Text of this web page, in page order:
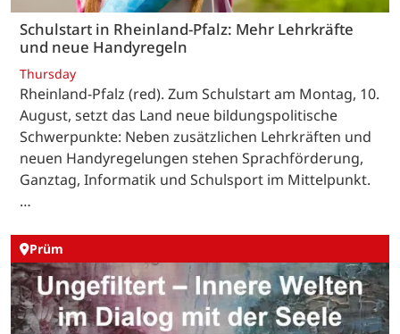
Schulstart in Rheinland-Pfalz: Mehr Lehrkräfte
und neue Handyregeln
Thursday
Rheinland-Pfalz (red). Zum Schulstart am Montag, 10.
August, setzt das Land neue bildungspolitische
Schwerpunkte: Neben zusätzlichen Lehrkräften und
neuen Handyregelungen stehen Sprachförderung,
Ganztag, Informatik und Schulsport im Mittelpunkt.
…
Prüm